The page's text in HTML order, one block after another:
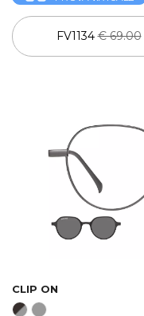
FV1134€ 69.00
CLIP ON